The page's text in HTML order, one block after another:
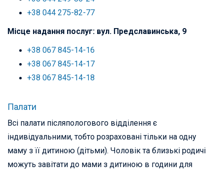
+38 044 275-82-77
Місце надання послуг: вул. Предславинська, 9
+38 067 845-14-16
+38 067 845-14-17
+38 067 845-14-18
Палати
Всі палати післяпологового відділення є
індивідуальними, тобто розраховані тільки на одну
маму з її дитиною (дітьми). Чоловік та близькі родичі
можуть завітати до мами з дитиною в години для